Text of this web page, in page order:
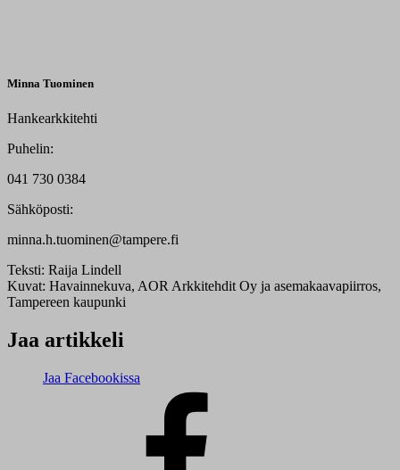
Minna Tuominen
Hankearkkitehti
Puhelin:
041 730 0384
Sähköposti:
minna.h.tuominen@tampere.fi
Teksti: Raija Lindell
Kuvat: Havainnekuva, AOR Arkkitehdit Oy ja asemakaavapiirros,
Tampereen kaupunki
Jaa artikkeli
Jaa Facebookissa